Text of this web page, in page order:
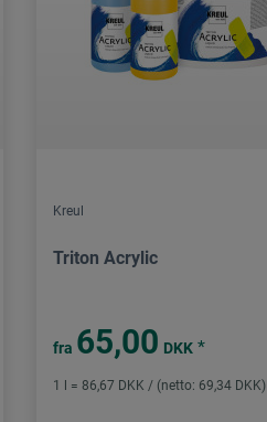
Kreul
Triton Acrylic
fra 65,00 DKK *
1 l = 86,67 DKK / (netto: 69,34 DKK)